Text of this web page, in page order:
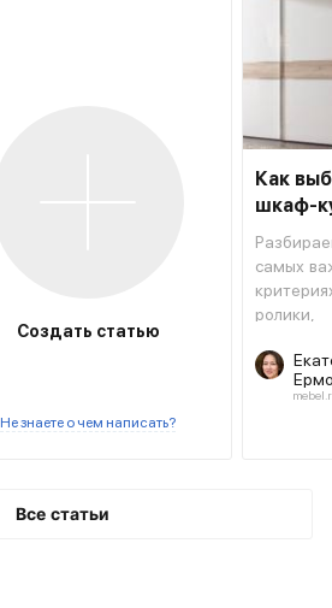
Создать статью
Не знаете о чем написать?
Как
шкаф-
самых
ролики,
другое.
Все статьи